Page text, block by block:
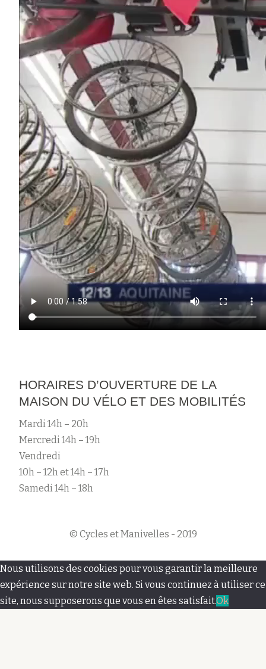
HORAIRES D’OUVERTURE DE LA
MAISON DU VÉLO ET DES MOBILITÉS
Mardi 14h – 20h
Mercredi 14h – 19h
Vendredi
10h – 12h et 14h – 17h
Samedi 14h – 18h
© Cycles et Manivelles - 2019
M
e
n
Nous utilisons des cookies pour vous garantir la meilleure
expérience sur notre site web. Si vous continuez à utiliser ce
site, nous supposerons que vous en êtes satisfait.Ok